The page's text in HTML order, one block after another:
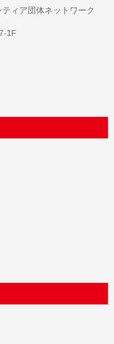
ィア団体ネットワーク
1F